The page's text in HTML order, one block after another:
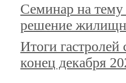
Семинар на
решение
Итоги гастролей
конец декабря